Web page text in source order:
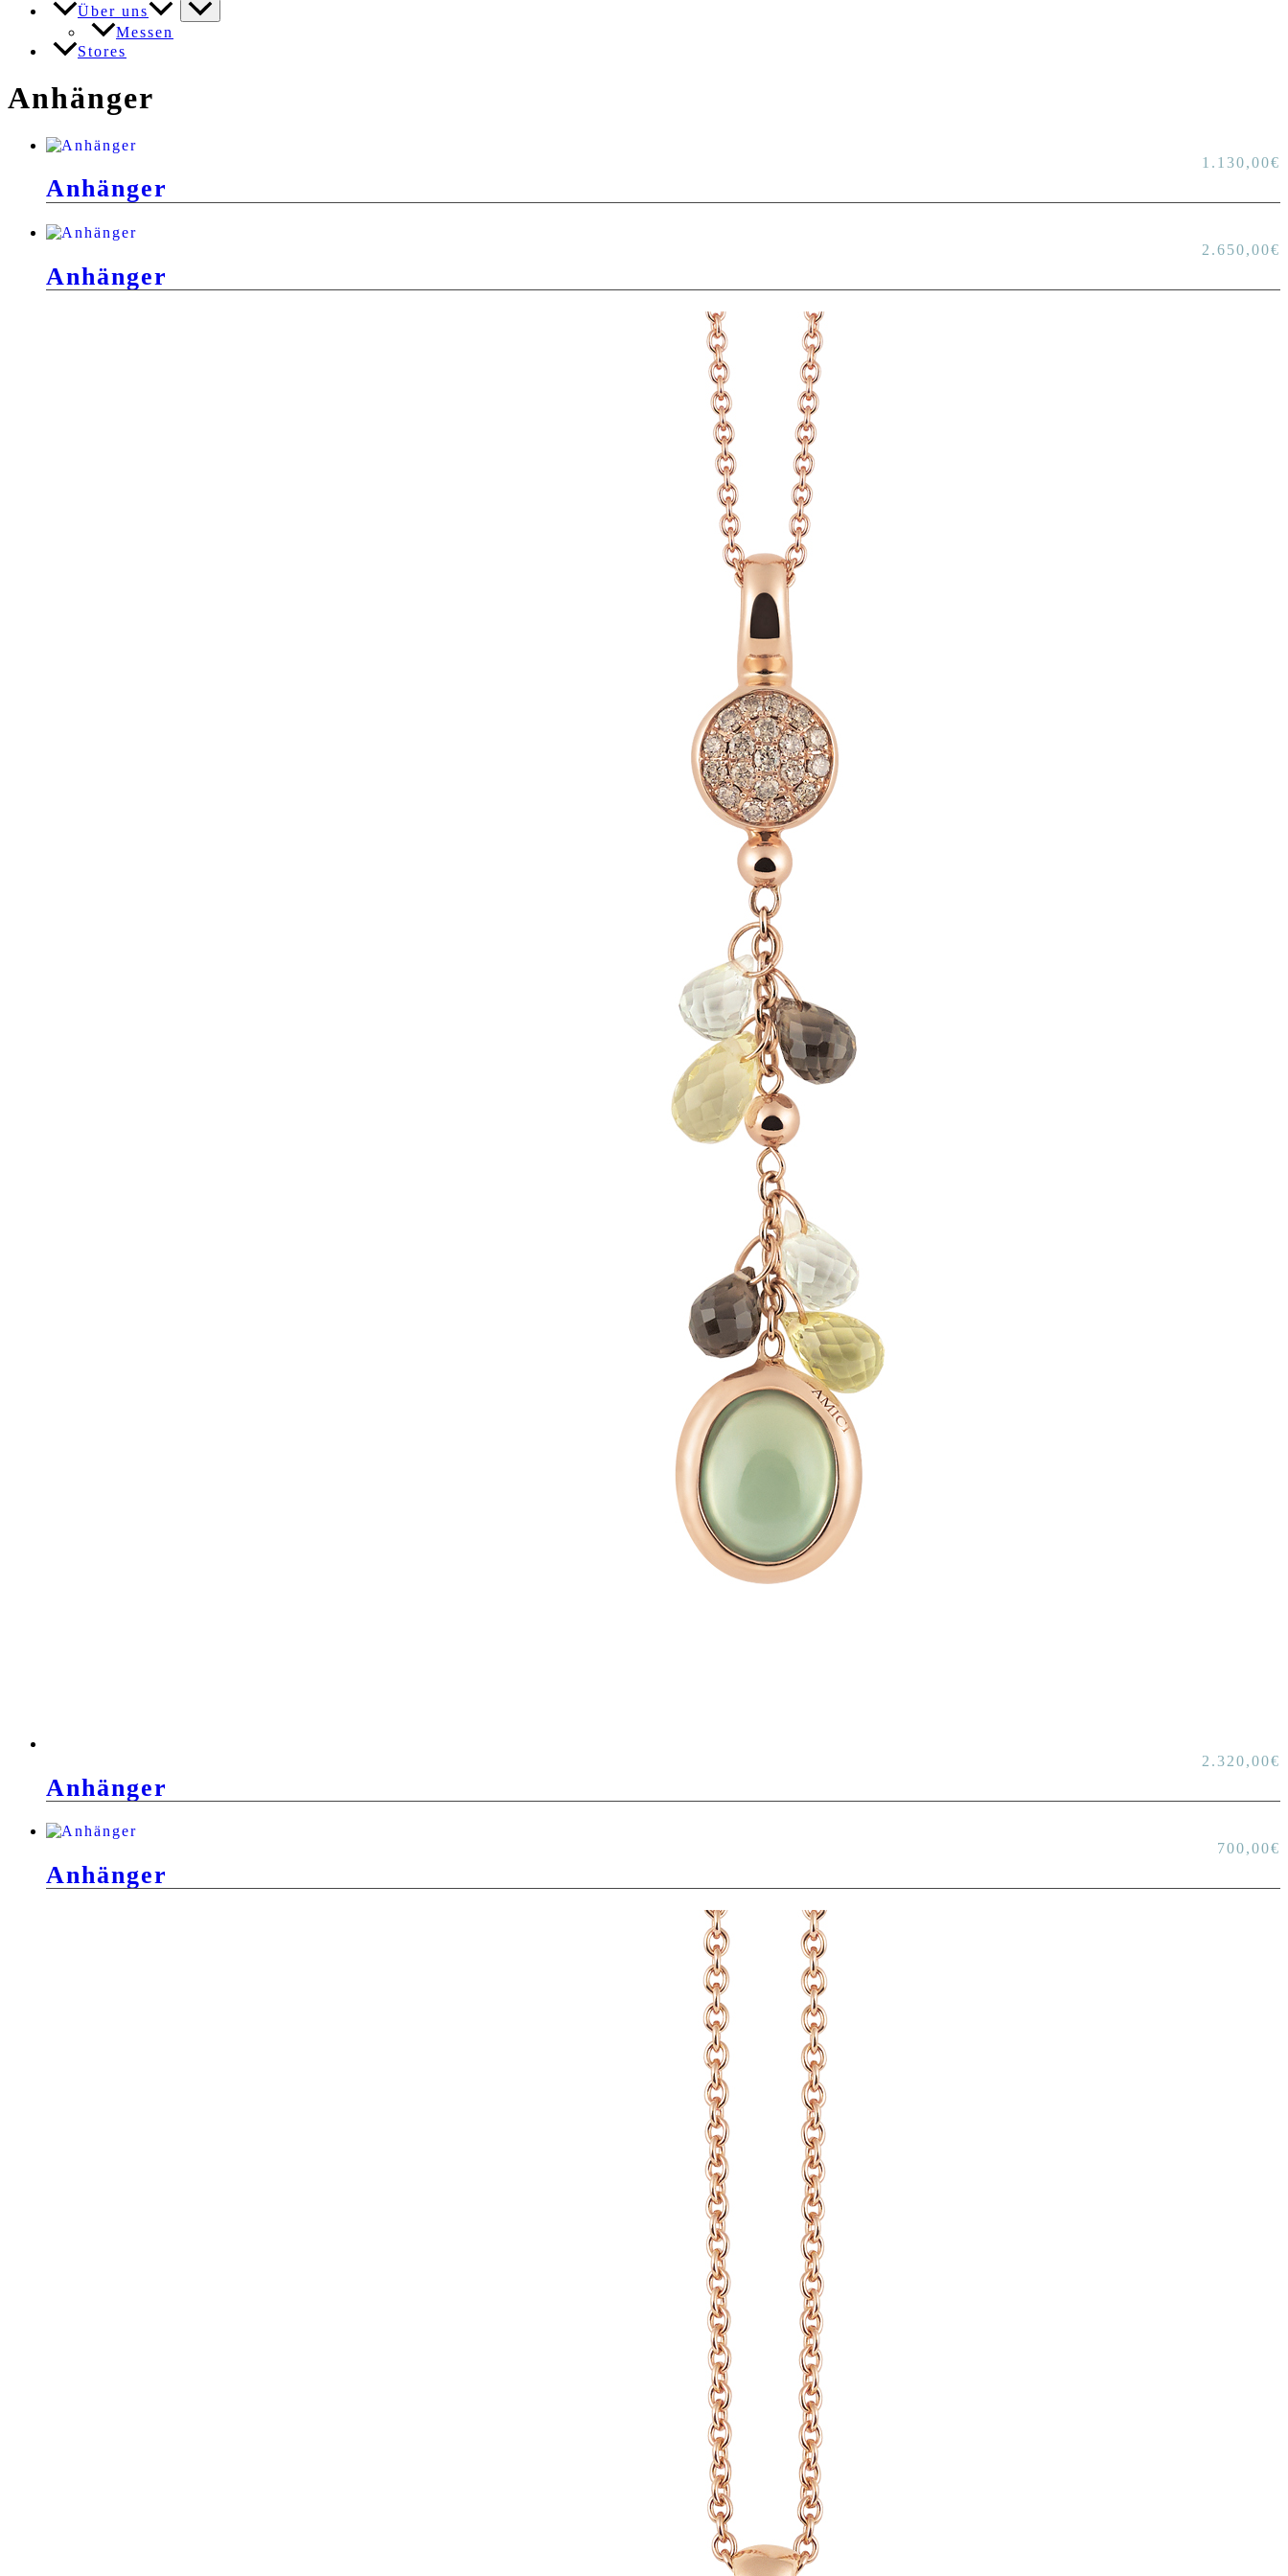
Über uns
Messen
Stores
Anhänger
Anhänger
1.130,00€
Anhänger
2.650,00€
Anhänger
2.320,00€
Anhänger
700,00€